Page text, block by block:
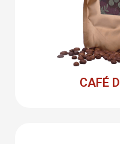
CAFÉ